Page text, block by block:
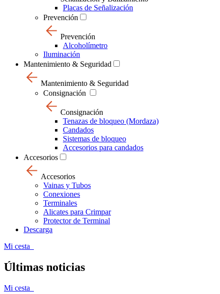
Placas de Señalización
Prevención
Prevención
Alcoholímetro
Iluminación
Mantenimiento & Seguridad
Mantenimiento & Seguridad
Consignación
Consignación
Tenazas de bloqueo (Mordaza)
Candados
Sistemas de bloqueo
Accesorios para candados
Accesorios
Accesorios
Vainas y Tubos
Conexiones
Terminales
Alicates para Crimpar
Protector de Terminal
Descarga
Mi cesta
Últimas noticias
Mi cesta